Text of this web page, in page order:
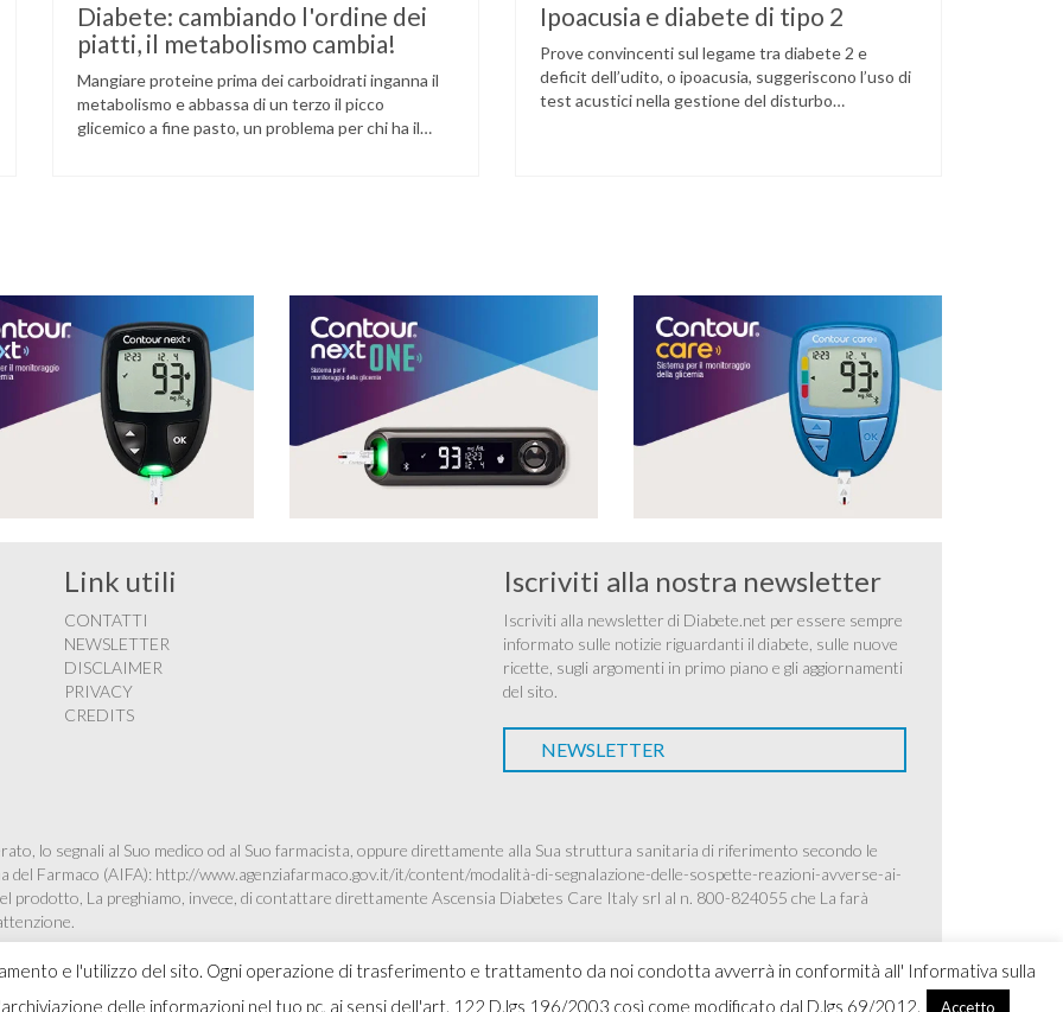
Diabete: cambiando l'ordine dei
piatti, il metabolismo cambia!
Mangiare proteine prima dei carboidrati inganna il
metabolismo e abbassa di un terzo il picco
glicemico a fine pasto, un problema per chi ha il
Ipoacusia e diabete di tipo 2
Prove convincenti sul legame tra diabete 2 e
deficit dell’udito, o ipoacusia, suggeriscono l’uso di
test acustici nella gestione del disturbo
e l'utilizzo del sito. Ogni operazione di trasferimento e trattamento da noi condotta avverrà in conformità all' Informativa sulla
delle informazioni nel tuo pc, ai sensi dell'art. 122 D.lgs 196/2003 così come modificato dal D.lgs 69/2012.
Accetto
Link utili
CONTATTI
NEWSLETTER
DISCLAIMER
PRIVACY
CREDITS
Iscriviti alla nostra newsletter
Iscriviti alla newsletter di Diabete.net per essere sempre
informato sulle notizie riguardanti il diabete, sulle nuove
ricette, sugli argomenti in primo piano e gli aggiornamenti
del sito.
NEWSLETTER
lo segnali al Suo medico od al Suo farmacista, oppure direttamente alla Sua struttura sanitaria di riferimento secondo le
del Farmaco (AIFA): http://www.agenziafarmaco.gov.it/it/content/modalità-di-segnalazione-delle-sospette-reazioni-avverse-ai-
prodotto, La preghiamo, invece, di contattare direttamente Ascensia Diabetes Care Italy srl al n. 800-824055 che La farà